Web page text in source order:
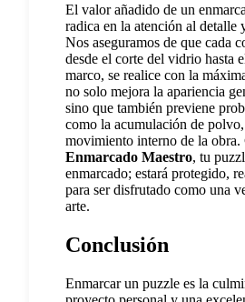
El valor añadido de un
radica en la atención al detalle
Nos aseguramos de que cada
desde el corte del vidrio hasta
marco, se realice con la
no solo mejora la apariencia
sino que también previene
como la acumulación de
movimiento interno de la obra.
Enmarcado Maestro, tu
enmarcado; estará protegido,
para ser disfrutado como una
arte.
Conclusión
Enmarcar un puzzle es la